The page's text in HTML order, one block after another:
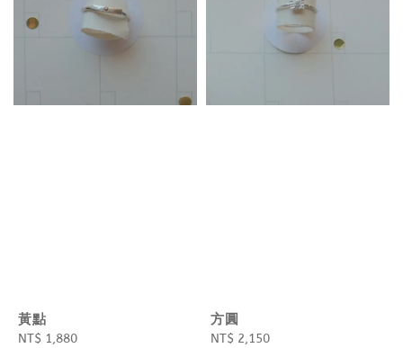
黃點
Regular
NT$ 1,880
方圓
Regular
NT$ 2,150